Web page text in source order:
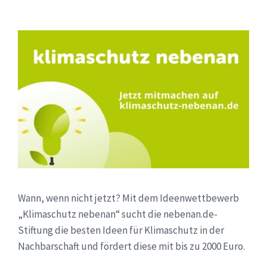
Wann, wenn nicht jetzt? Mit dem Ideenwettbewerb
„Klimaschutz nebenan“ sucht die nebenan.de-
Stiftung die besten Ideen für Klimaschutz in der
Nachbarschaft und fördert diese mit bis zu 2000 Euro.